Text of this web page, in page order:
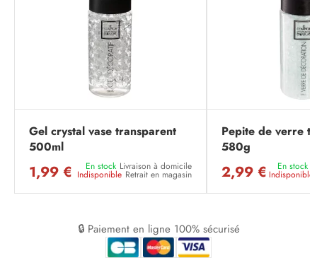
Gel crystal vase transparent
500ml
1,99 € En stock Livraison à domicile
Indisponible Retrait en magasin
Pepite de verre
580g
2,99 € En stock
Indisponible
🔒 Paiement en ligne 100% sécurisé